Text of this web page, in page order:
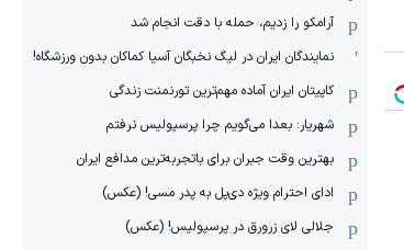
آرامکو را زدیم، حمله با دقت انجام شد
نمایندگان ایران در لیگ نخبگان آسیا کماکان بدون ورزشگاه!
کاپیتان ایران آماده مهم‌ترین تورنمنت زندگی
شهریار: بعدا می‌گویم چرا پرسپولیس نرفتم
بهترین وقت جبران برای باتجربه‌ترین مدافع ایران
ادای احترام ویژه دی‌پل به پدر مسی! (عکس)
جلالی لای زرورق در پرسپولیس! (عکس)